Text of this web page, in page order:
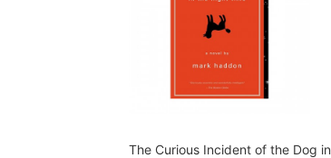
The Curious Incident of the Dog in